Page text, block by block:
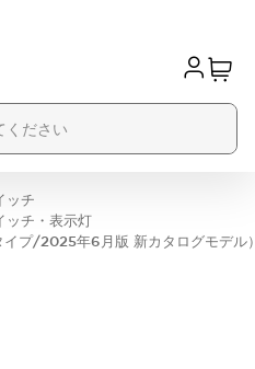
ッチ
チ・表示灯
プ/2025年6月版 新カタログモデル